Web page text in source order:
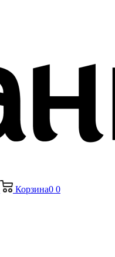
Корзина0 0